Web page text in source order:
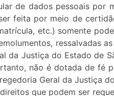
de dados pessoais por
feita por meio de
etc.) somente
ressalvadas
da Justiça do Estado de
não é dotada de fé
Geral da Justiça
que podem ser